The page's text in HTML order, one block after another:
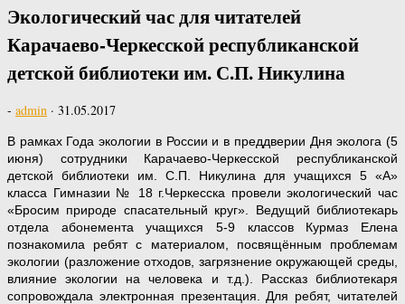
Экологический час для читателей
Карачаево-Черкесской республиканской
детской библиотеки им. С.П. Никулина
- admin · 31.05.2017
В рамках Года экологии в России и в преддверии Дня эколога (5
июня) сотрудники Карачаево-Черкесской республиканской
детской библиотеки им. С.П. Никулина для учащихся 5 «А»
класса Гимназии № 18 г.Черкесска провели экологический час
«Бросим природе спасательный круг». Ведущий библиотекарь
отдела абонемента учащихся 5-9 классов Курмаз Елена
познакомила ребят с материалом, посвящённым проблемам
экологии (разложение отходов, загрязнение окружающей среды,
влияние экологии на человека и т.д.). Рассказ библиотекаря
сопровождала электронная презентация. Для ребят, читателей